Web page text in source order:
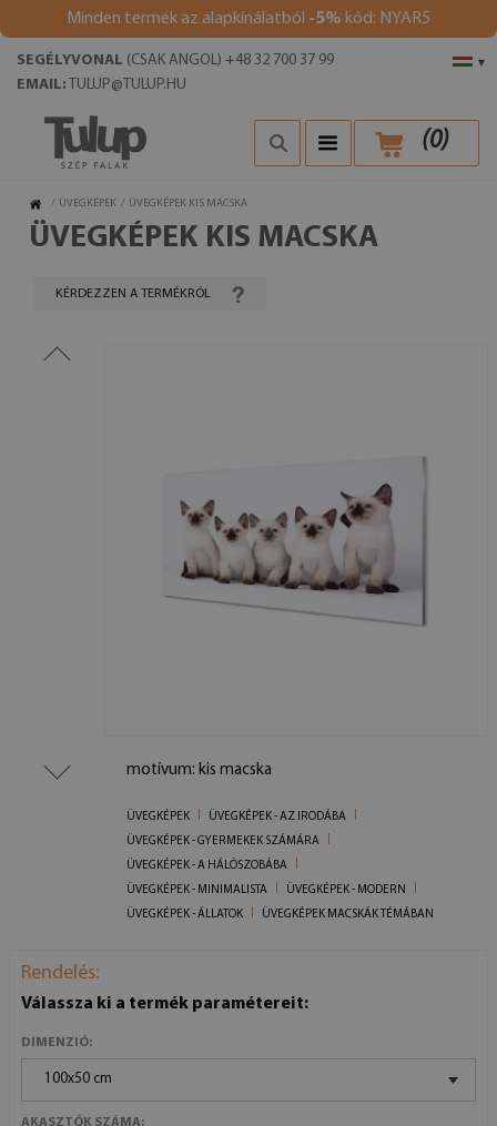
Minden termék az alapkínálatból -5% kód: NYAR5
▾
SEGÉLYVONAL (CSAK ANGOL) +48 32 700 37 99
EMAIL: TULUP@TULUP.HU
(0)
/ ÜVEGKÉPEK / ÜVEGKÉPEK KIS MACSKA
ÜVEGKÉPEK KIS MACSKA
KÉRDEZZEN A TERMÉKRŐL
motívum: kis macska
ÜVEGKÉPEK
ÜVEGKÉPEK - AZ IRODÁBA
ÜVEGKÉPEK - GYERMEKEK SZÁMÁRA
ÜVEGKÉPEK - A HÁLÓSZOBÁBA
ÜVEGKÉPEK - MINIMALISTA
ÜVEGKÉPEK - MODERN
ÜVEGKÉPEK - ÁLLATOK
ÜVEGKÉPEK MACSKÁK TÉMÁBAN
Rendelés:
Válassza ki a termék paramétereit:
DIMENZIÓ:
100x50 cm
AKASZTÓK SZÁMA: